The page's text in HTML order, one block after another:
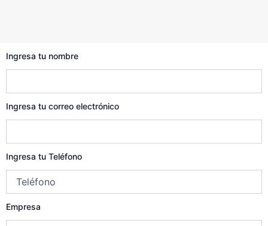
Ingresa tu nombre
Ingresa tu correo electrónico
Ingresa tu Teléfono
Empresa